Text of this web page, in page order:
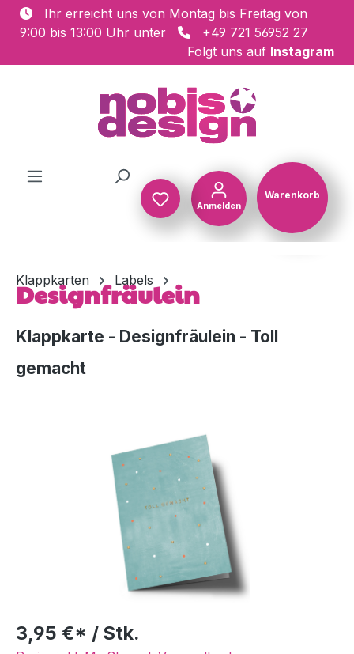
Zum Hauptinhalt springen
Ihr erreicht uns von Montag bis Freitag von
9:00 bis 13:00 Uhr unter
+49 721 56952 27
Folgt uns auf Instagram
Anmelden
Warenkorb
Klappkarten Labels
Designfräulein
Klappkarte - Designfräulein - Toll
gemacht
Bildergalerie überspringen
3,95 €* / Stk.